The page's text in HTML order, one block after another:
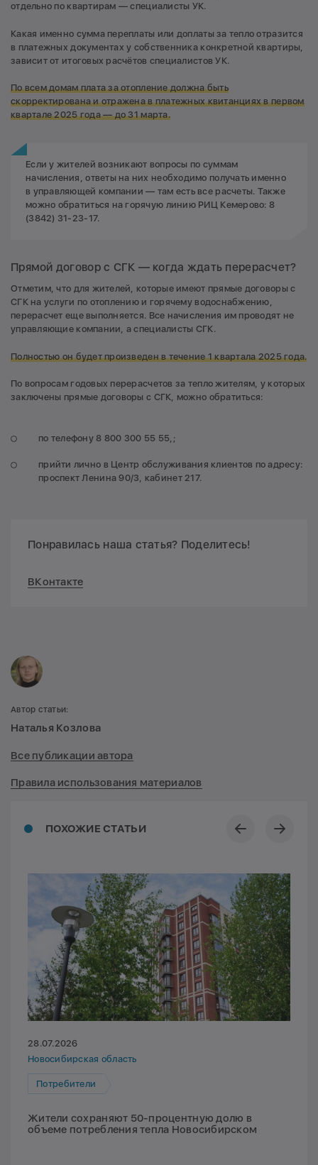
отдельно по квартирам — специалисты УК.
Какая именно сумма переплаты или доплаты за тепло отразится
в платежных документах у собственника конкретной квартиры,
зависит от итоговых расчётов специалистов УК.
По всем домам плата за отопление должна быть
скорректирована и отражена в платежных квитанциях в первом
квартале 2025 года — до 31 марта.
Если у жителей возникают вопросы по суммам
начисления, ответы на них необходимо получать именно
в управляющей компании — там есть все расчеты. Также
можно обратиться на горячую линию РИЦ Кемерово: 8
(3842) 31-23-17.
Прямой договор с СГК — когда ждать перерасчет?
Отметим, что для жителей, которые имеют прямые договоры с
СГК на услуги по отоплению и горячему водоснабжению,
перерасчет еще выполняется. Все начисления им проводят не
управляющие компании, а специалисты СГК.
Полностью он будет произведен в течение 1 квартала 2025 года.
По вопросам годовых перерасчетов за тепло жителям, у которых
заключены прямые договоры с СГК, можно обратиться:
по телефону 8 800 300 55 55,;
прийти лично в Центр обслуживания клиентов по адресу:
проспект Ленина 90/3, кабинет 217.
Понравилась наша статья? Поделитесь!
ВКонтакте
ПОХОЖИЕ СТАТЬИ
28.07.2026
Новосибирская область
Потребители
Жители сохраняют 50-процентную долю в
объеме потребления тепла Новосибирском
Автор статьи:
Наталья Козлова
Все публикации автора
Правила использования материалов